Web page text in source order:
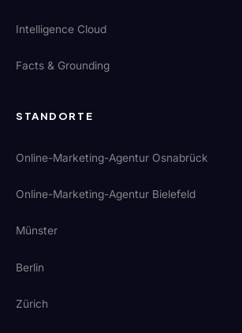
Intelligence Cloud
Facts & Grounding
STANDORTE
Online-Marketing-Agentur Osnabrück
Online-Marketing-Agentur Bielefeld
Münster
Berlin
Zürich